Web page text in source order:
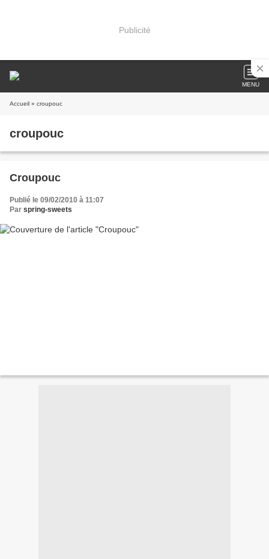
Publicité
MENU
Accueil » croupouc
croupouc
Croupouc
Publié le 09/02/2010 à 11:07
Par spring-sweets